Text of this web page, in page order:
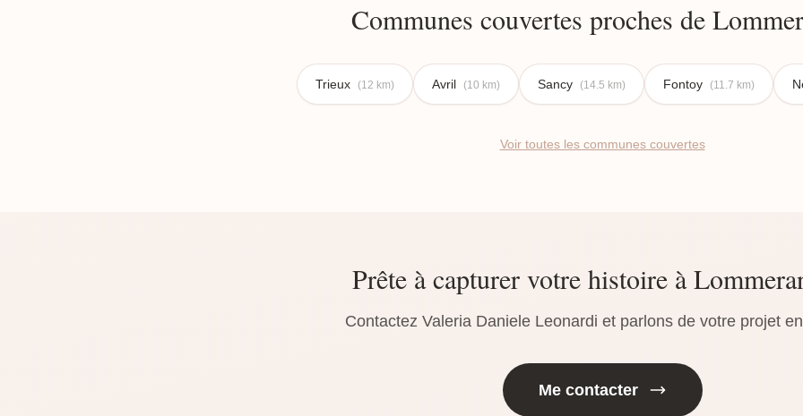
Communes couvertes proches de
Trieux (12 km) Avril (10 km) Sancy (14.5 km) Fontoy (11.7 km)
Voir toutes les communes couvertes
Prête à capturer votre histoire à
Contactez Valeria Daniele Leonardi et parlons de votre projet
Me contacter